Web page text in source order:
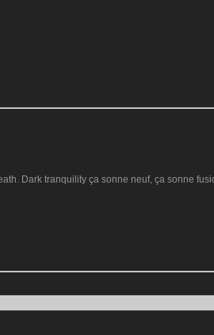
Dark tranquility ça sonne neuf, ça sonne